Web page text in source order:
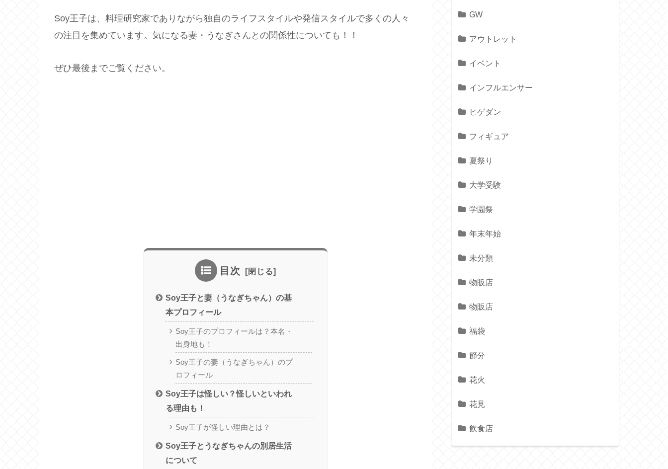
Soy王子は、料理研究家でありながら独自のライフスタイルや発信スタイルで多くの人々
の注目を集めています。気になる妻・うなぎさんとの関係性についても！！
ぜひ最後までご覧ください。
目次
Soy王子と妻（うなぎちゃん）の基
本プロフィール
Soy王子のプロフィールは？本名・
出身地も！
Soy王子の妻（うなぎちゃん）のプ
ロフィール
Soy王子は怪しい？怪しいといわれ
る理由も！
Soy王子が怪しい理由とは？
Soy王子とうなぎちゃんの別居生活
について
GW
アウトレット
イベント
インフルエンサー
ヒゲダン
フィギュア
夏祭り
大学受験
学園祭
年末年始
未分類
物販店
物販店
福袋
節分
花火
花見
飲食店